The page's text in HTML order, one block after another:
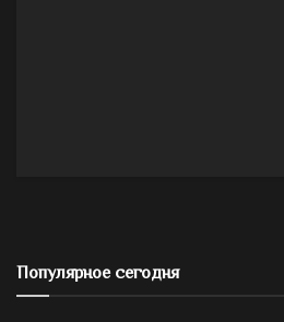
Популярное сегодня